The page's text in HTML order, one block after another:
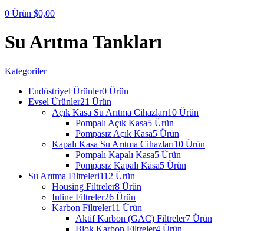
0 Ürün $0,00
Su Arıtma Tankları
Kategoriler
Endüstriyel Ürünler0 Ürün
Evsel Ürünler21 Ürün
Açık Kasa Su Arıtma Cihazları10 Ürün
Pompalı Açık Kasa5 Ürün
Pompasız Açık Kasa5 Ürün
Kapalı Kasa Su Arıtma Cihazları10 Ürün
Pompalı Kapalı Kasa5 Ürün
Pompasız Kapalı Kasa5 Ürün
Su Arıtma Filtreleri112 Ürün
Housing Filtreler8 Ürün
Inline Filtreler26 Ürün
Karbon Filtreler11 Ürün
Aktif Karbon (GAC) Filtreler7 Ürün
Blok Karbon Filtreler4 Ürün